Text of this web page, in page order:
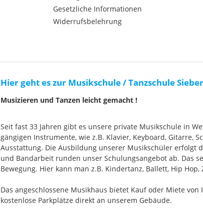
Gesetzliche Informationen
Widerrufsbelehrung
Hier geht es zur Musikschule / Tanzschule Sieber
Musizieren und Tanzen leicht gemacht !
Seit fast 33 Jahren gibt es unsere private Musikschule in
gängigen Instrumente, wie z.B. Klavier, Keyboard, Gitarre,
Ausstattung. Die Ausbildung unserer Musikschüler erfolgt
und Bandarbeit runden unser Schulungsangebot ab. Das
Bewegung. Hier kann man z.B. Kindertanz, Ballett, Hip
Das angeschlossene Musikhaus bietet Kauf oder Miete
kostenlose Parkplätze direkt an unserem Gebäude.